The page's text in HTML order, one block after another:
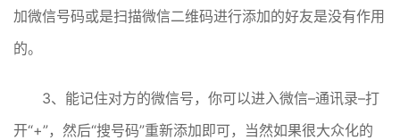
加微信号码或是扫描微信二维码进行添加的好友是没有作用
的。
3、能记住对方的微信号，你可以进入微信–通讯录–打
开“+”，然后“搜号码”重新添加即可，当然如果很大众化的